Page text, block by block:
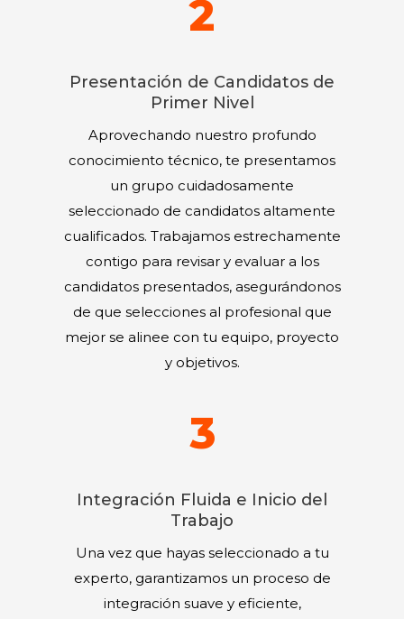
2
Presentación de Candidatos de
Primer Nivel
Aprovechando nuestro profundo
conocimiento técnico, te presentamos
un grupo cuidadosamente
seleccionado de candidatos altamente
cualificados. Trabajamos estrechamente
contigo para revisar y evaluar a los
candidatos presentados, asegurándonos
de que selecciones al profesional que
mejor se alinee con tu equipo, proyecto
y objetivos.
3
Integración Fluida e Inicio del
Trabajo
Una vez que hayas seleccionado a tu
experto, garantizamos un proceso de
integración suave y eficiente,